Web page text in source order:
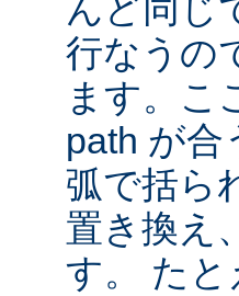
んど同じ
行なうの
ます。こ
path が合
弧で括ら
置き換え
す。 たと